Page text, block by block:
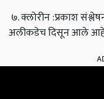
७. क्लोरीन :प्रकाश
अलीकडेच दिसून आले